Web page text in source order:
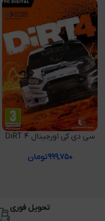
افزودن به سبد خرید
سی دی کی اورجینال DiRT 4
۹۹۹,۷۵۰تومان
تحویل فوری